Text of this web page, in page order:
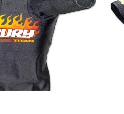
favorite_border 